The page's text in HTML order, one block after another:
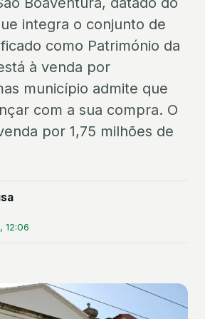
integra o conjunto de
como Património da
à venda por
município admite que
com a sua compra. O
por 1,75 milhões de
12:06